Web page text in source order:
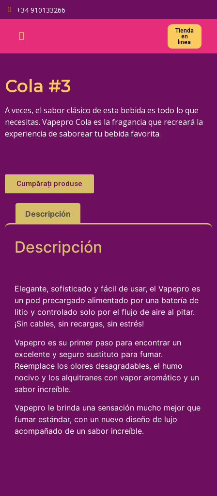
+34 910133266
Тienda
en
linea
Cola #3
A veces, el sabor clásico de esta bebida es todo lo que
necesitas. Vapepro Cola es la fragancia que recreará la
experiencia de saborear tu bebida favorita.
Cumpărați produse
Descripción
Descripción
Elegante, sofisticado y fácil de usar, el Vapepro es
un pod precargado alimentado por una batería de
litio y controlado solo por el flujo de aire al pitar.
¡Sin cables, sin recargas, sin estrés!
Vapepro es su primer paso para encontrar un
excelente y seguro sustituto para fumar.
Reemplace los olores desagradables, el humo
nocivo y los alquitranes con vapor aromático y un
sabor increíble.
Vapepro le brinda una sensación mucho mejor que
fumar estándar, con un nuevo diseño de lujo
acompañado de un sabor increíble.